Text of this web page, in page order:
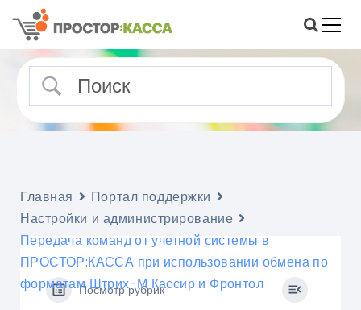
Портал поддержки ПРОСТОР:КАССА
Помощь и статьи о ПРОСТОР
Главная
Портал поддержки
Настройки и администрирование
Передача команд от учетной системы в
ПРОСТОР:КАССА при использовании обмена по
форматам Штрих-М Кассир и Фронтол
Посмотр рубрик